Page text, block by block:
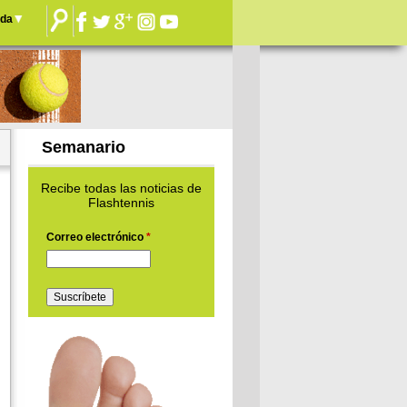
Semanario
Recibe todas las noticias de
Flashtennis
Correo electrónico *